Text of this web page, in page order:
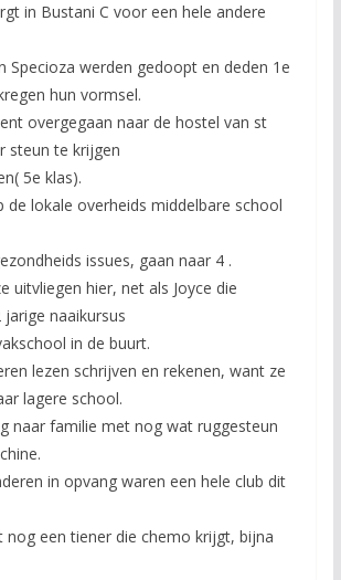
in Bustani C voor een hele andere
Specioza werden gedoopt en deden 1e
hun vormsel.
overgegaan naar de hostel van st
steun te krijgen
5e klas).
de lokale overheids middelbare school
issues, gaan naar 4 .
uitvliegen hier, net als Joyce die
naaikursus
in de buurt.
lezen schrijven en rekenen, want ze
lagere school.
naar familie met nog wat ruggesteun
in opvang waren een hele club dit
een tiener die chemo krijgt, bijna